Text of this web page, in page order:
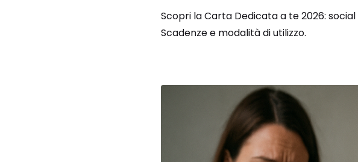
Scopri la Carta Dedicata a te 2026:
Scadenze e modalità di utilizzo.